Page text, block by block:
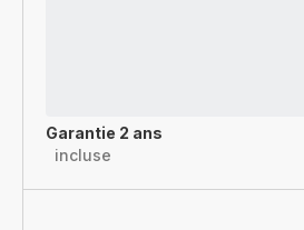
Garantie 2 ans
incluse